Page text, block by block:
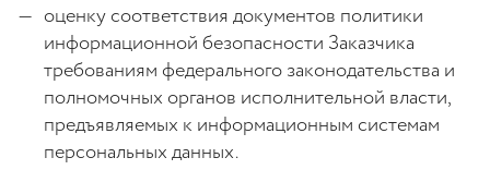
оценку соответствия документов политики
информационной безопасности Заказчика
требованиям федерального законодательства и
полномочных органов исполнительной власти,
предъявляемых к информационным системам
персональных данных.